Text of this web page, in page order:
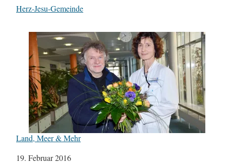
In Bezug auf
Herz-Jesu-Gemeinde
Land, Meer & Mehr
Datum
19. Februar 2016